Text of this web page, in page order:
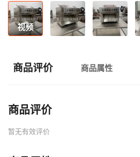
视频
商品评价 商品属性
商品评价
暂无有效评价